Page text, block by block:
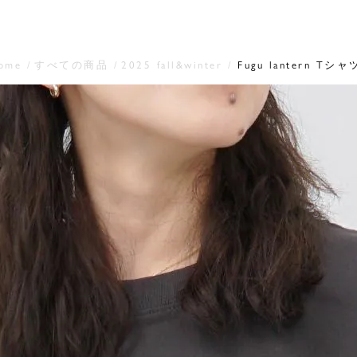
すべての商品 2025 fall&winter Fugu lantern Tシャ